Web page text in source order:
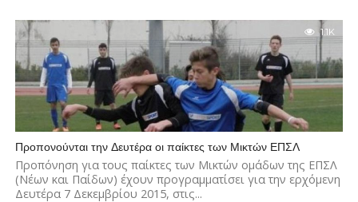
1.1K
Προπονούνται την Δευτέρα οι παίκτες των Μικτών ΕΠΣΛ
Προπόνηση για τους παίκτες των Μικτών ομάδων της ΕΠΣΛ
(Νέων και Παίδων) έχουν προγραμματίσει για την ερχόμενη
Δευτέρα 7 Δεκεμβρίου 2015, στις...